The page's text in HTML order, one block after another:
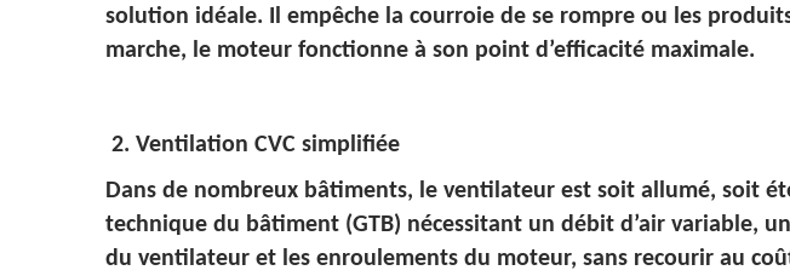
solution idéale. Il empêche la courroie de se rompre ou les
marche, le moteur fonctionne à son point d’efficacité maximale.
2. Ventilation CVC simplifiée
Dans de nombreux bâtiments, le ventilateur est soit allumé, soit
technique du bâtiment (GTB) nécessitant un débit d’air variable,
du ventilateur et les enroulements du moteur, sans recourir au